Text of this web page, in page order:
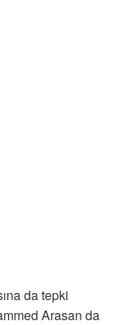
da tepki
Arasan da